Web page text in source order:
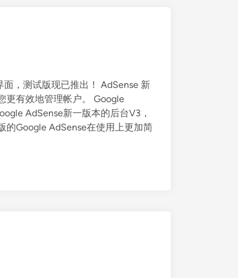
，测试版现已推出！ AdSense 新
更有效地管理帐户。 Google
AdSense新一版本的后台V3，
的Google AdSense在使用上更加简